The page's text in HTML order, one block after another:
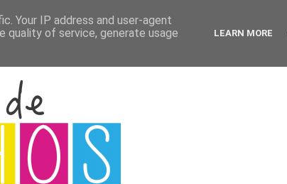
Your IP address and user-agent
quality of service, generate usage
LEARN MORE